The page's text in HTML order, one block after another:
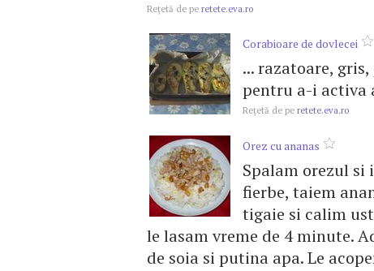
Reţetă de pe retete.eva.ro
Corabioare de dovlecei
... razatoare,
pentru a-i activa
Reţetă de pe retete.eva.ro
Orez cu ananas
Spalam orezul
fierbe, taiem
tigaie si calim
le lasam vreme de 4 minute.
de soia si putina apa. Le